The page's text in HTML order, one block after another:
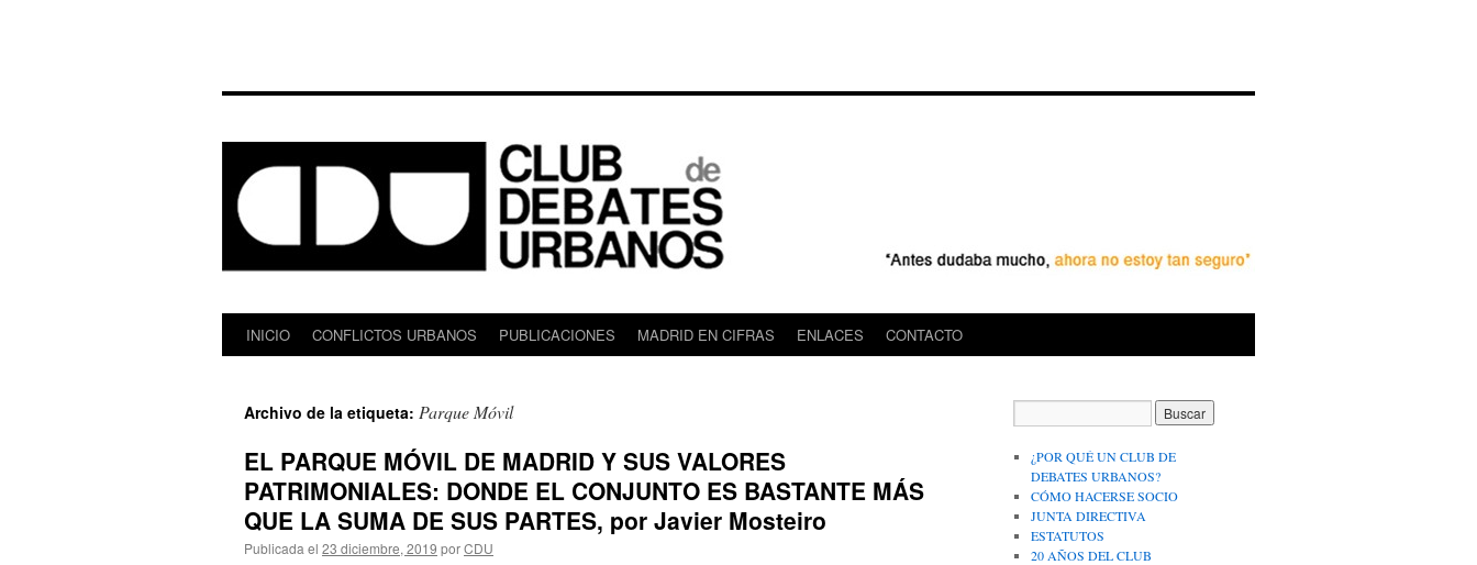
Saltar
contenido
INICIO CONFLICTOS URBANOS PUBLICACIONES MADRID EN CIFRAS ENLACES CONTACTO
Archivo de la etiqueta: Parque Móvil
EL PARQUE MÓVIL DE MADRID Y SUS VALORES
PATRIMONIALES: DONDE EL CONJUNTO ES BASTANTE MÁS
QUE LA SUMA DE SUS PARTES, por Javier Mosteiro
Publicada el 23 diciembre, 2019 porCDU
¿POR QUÉ UN CLUB DE
DEBATES URBANOS?
CÓMO HACERSE SOCIO
JUNTA DIRECTIVA
ESTATUTOS
20 AÑOS DEL CLUB